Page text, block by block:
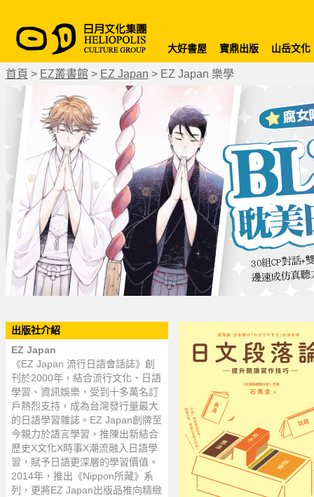
大好書屋 寶鼎出版 山岳文化
首頁 > EZ叢書館 > EZ Japan > EZ Japan 樂學
出版社介紹
EZ Japan
《EZ Japan 流行日語會話誌》創
刊於2000年，結合流行文化、日語
學習、資訊娛樂，受到十多萬名訂
戶熱烈支持，成為台灣發行量最大
的日語學習雜誌。EZ Japan創牌至
今親力於語言學習，推陳出新結合
歷史X文化X時事X潮流融入日語學
習，賦予日語更深層的學習價值。
2014年，推出《Nippon所藏》系
列，更將EZ Japan出版品推向精緻